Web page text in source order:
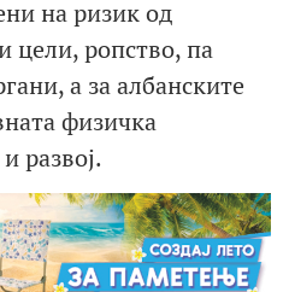
на ризик од
цели, ропство, па
а за албанските
физичка
развој.